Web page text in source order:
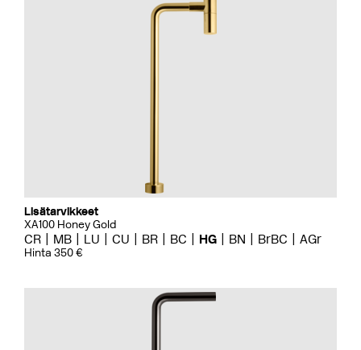
Lisätarvikkeet
XA100 Honey Gold
CR MB LU CU BR BC HG BN BrBC AGr
Hinta 350 €